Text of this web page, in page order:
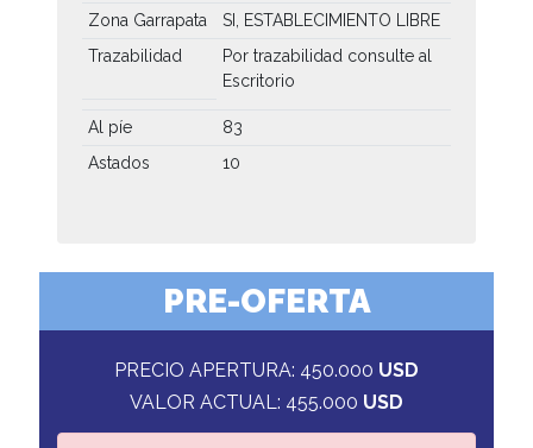
Zona Garrapata
SI, ESTABLECIMIENTO LIBRE
Trazabilidad
Por trazabilidad consulte al
Escritorio
Al píe
83
Astados
10
PRE-OFERTA
PRECIO APERTURA: 450.000 USD
VALOR ACTUAL: 455.000 USD